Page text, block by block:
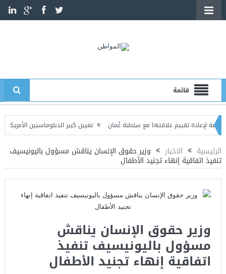
قائمة
تقييم علاقتها مع سلطنة عُمان
تعيين كبير الدبلوماسيين الأمريكيين قائماً
الرئيسية الاخبار وزير حقوق الإنسان يناقش مسؤول باليونيسيف
تنفيذ اتفاقية إنهاء تجنيد الأطفال
وزير حقوق الإنسان يناقش
مسؤول باليونيسيف تنفيذ
اتفاقية إنهاء تجنيد الأطفال